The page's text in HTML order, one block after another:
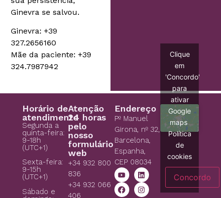
Ginevra se salvou.
Ginevra: +39
327.2656160
Mãe da paciente: +39
324.7987942
Horário de
atendimento
Segunda a
quinta-feira:
9-18h
(UTC+1)
Sexta-feira:
9-15h
(UTC+1)
Sábado e
Atenção
24 horas
pelo
nosso
formulário
web
+34 932 800
836
+34 932 066
406
Endereço
Pº Manuel
Girona, nº 32,
Barcelona,
Espanha,
CEP 08034
Clique
em
'Concordo'
para
ativar
Google
maps
Política
de
cookies
Concordo